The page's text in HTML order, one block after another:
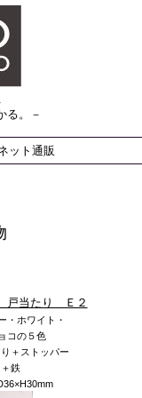
る。－
ット通販
戸当たり Ｅ２
・ ホワイト ・
コの５色
＋ストッパー
鉄